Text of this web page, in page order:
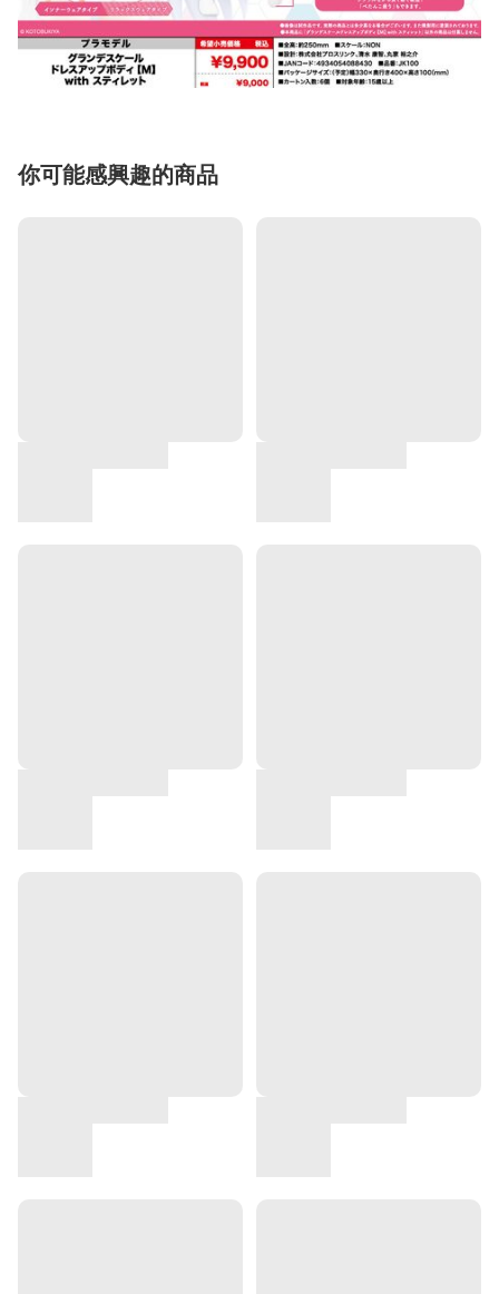
你可能感興趣的商品